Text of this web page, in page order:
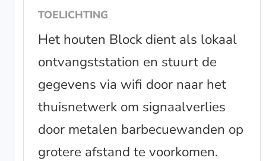
Het houten Block dient als lokaal
ontvangststation en stuurt de
gegevens via wifi door naar het
thuisnetwerk om signaalverlies
door metalen barbecuewanden op
grotere afstand te voorkomen.